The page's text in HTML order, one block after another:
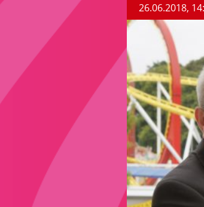
26.06.2018,